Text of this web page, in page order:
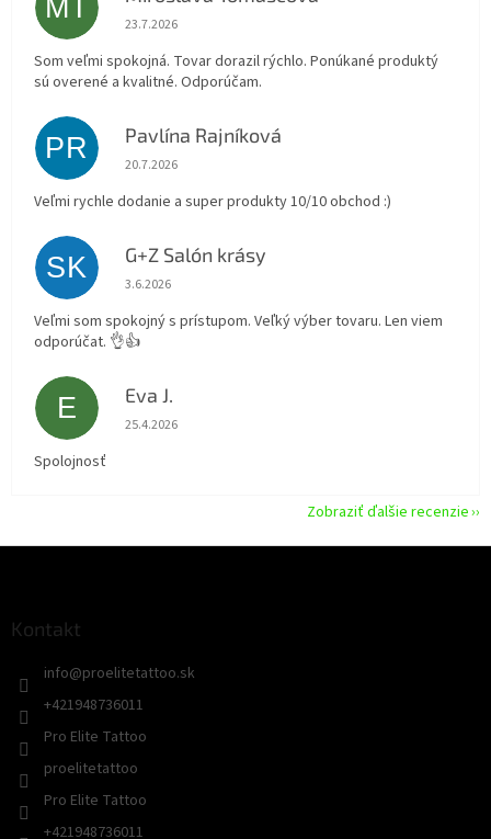
MT Hodnotenie obchodu je 5 z 5 hviezdičiek.
23.7.2026
Som veľmi spokojná. Tovar dorazil rýchlo. Ponúkané produktý
sú overené a kvalitné. Odporúčam.
PR Pavlína Rajníková
Hodnotenie obchodu je 5 z 5 hviezdičiek.
20.7.2026
Veľmi rychle dodanie a super produkty 10/10 obchod :)
SK G+Z Salón krásy
Hodnotenie obchodu je 5 z 5 hviezdičiek.
3.6.2026
Veľmi som spokojný s prístupom. Veľký výber tovaru. Len viem
odporúčat. 👌👍
E Eva J.
Hodnotenie obchodu je 5 z 5 hviezdičiek.
25.4.2026
Spolojnosť
Zobraziť ďalšie recenzie
Kontakt
info@proelitetattoo.sk
+421948736011
Pro Elite Tattoo
proelitetattoo
Pro Elite Tattoo
+421948736011